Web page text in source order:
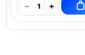
− 1 +